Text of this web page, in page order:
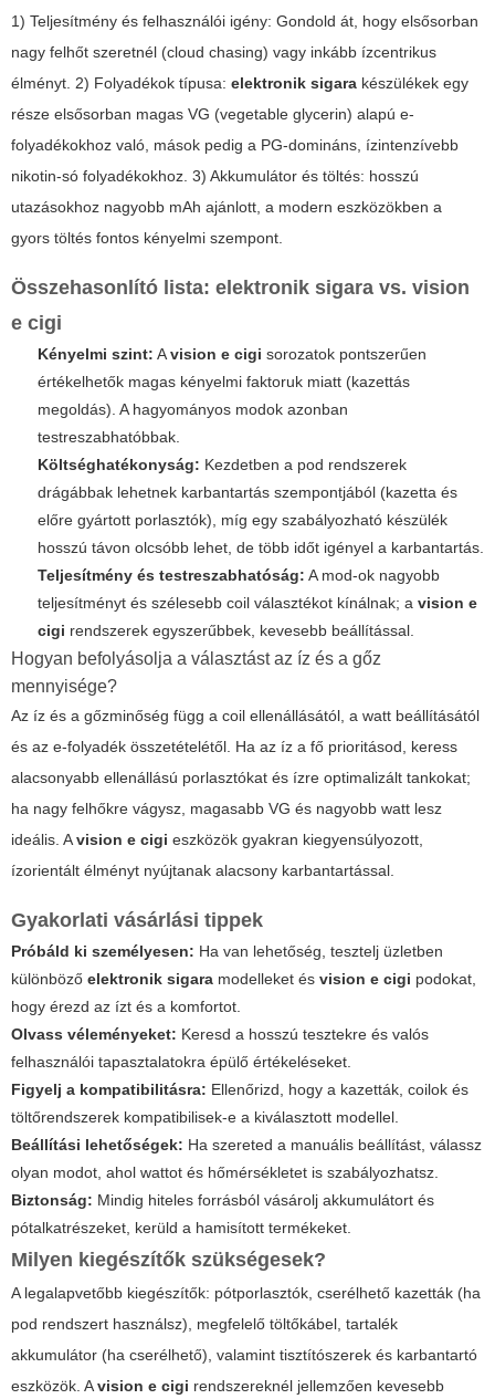
1) Teljesítmény és felhasználói igény: Gondold át, hogy elsősorban
nagy felhőt szeretnél (cloud chasing) vagy inkább ízcentrikus
élményt. 2) Folyadékok típusa: elektronik sigara készülékek egy
része elsősorban magas VG (vegetable glycerin) alapú e-
folyadékokhoz való, mások pedig a PG-domináns, ízintenzívebb
nikotin-só folyadékokhoz. 3) Akkumulátor és töltés: hosszú
utazásokhoz nagyobb mAh ajánlott, a modern eszközökben a
gyors töltés fontos kényelmi szempont.
Összehasonlító lista: elektronik sigara vs. vision
e cigi
Kényelmi szint: Avision e cigi sorozatok pontszerűen
értékelhetők magas kényelmi faktoruk miatt (kazettás
megoldás). A hagyományos modok azonban
testreszabhatóbbak.
Költséghatékonyság: Kezdetben a pod rendszerek
drágábbak lehetnek karbantartás szempontjából (kazetta és
előre gyártott porlasztók), míg egy szabályozható készülék
hosszú távon olcsóbb lehet, de több időt igényel a karbantartás.
Teljesítmény és testreszabhatóság: A mod-ok nagyobb
teljesítményt és szélesebb coil választékot kínálnak; a vision e
cigi rendszerek egyszerűbbek, kevesebb beállítással.
Hogyan befolyásolja a választást az íz és a gőz
mennyisége?
Az íz és a gőzminőség függ a coil ellenállásától, a watt beállításától
és az e-folyadék összetételétől. Ha az íz a fő prioritásod, keress
alacsonyabb ellenállású porlasztókat és ízre optimalizált tankokat;
ha nagy felhőkre vágysz, magasabb VG és nagyobb watt lesz
ideális. Avision e cigi eszközök gyakran kiegyensúlyozott,
ízorientált élményt nyújtanak alacsony karbantartással.
Gyakorlati vásárlási tippek
Próbáld ki személyesen: Ha van lehetőség, tesztelj üzletben
különböző elektronik sigara modelleket és vision e cigi podokat,
hogy érezd az ízt és a komfortot.
Olvass véleményeket: Keresd a hosszú tesztekre és valós
felhasználói tapasztalatokra épülő értékeléseket.
Figyelj a kompatibilitásra: Ellenőrizd, hogy a kazetták, coilok és
töltőrendszerek kompatibilisek-e a kiválasztott modellel.
Beállítási lehetőségek: Ha szereted a manuális beállítást, válassz
olyan modot, ahol wattot és hőmérsékletet is szabályozhatsz.
Biztonság: Mindig hiteles forrásból vásárolj akkumulátort és
pótalkatrészeket, kerüld a hamisított termékeket.
Milyen kiegészítők szükségesek?
A legalapvetőbb kiegészítők: pótporlasztók, cserélhető kazetták (ha
pod rendszert használsz), megfelelő töltőkábel, tartalék
akkumulátor (ha cserélhető), valamint tisztítószerek és karbantartó
eszközök. Avision e cigi rendszereknél jellemzően kevesebb